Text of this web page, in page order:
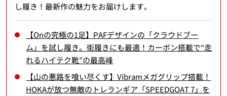
し履き！最新作の魅力をお届けします。
【Onの究極の1足】PAFデザインの「クラウドブー
ム」を試し履き。街履きにも最適！カーボン搭載で“走
れるハイテク靴”の最高峰
【山の悪路を喰い尽くす】Vibramメガグリップ搭載！
HOKAが放つ無敵のトレランギア「SPEEDGOAT 7」を